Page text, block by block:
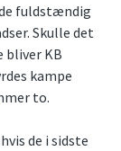
fuldstændig
Skulle det
KB
kampe
to.
de i sidste